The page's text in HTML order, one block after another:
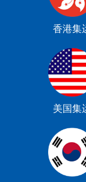
香港集
美国集